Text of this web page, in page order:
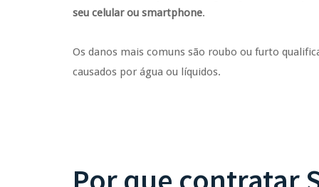
seu celular ou smartphone.
Os danos mais comuns são roubo ou furto
causados por água ou líquidos.